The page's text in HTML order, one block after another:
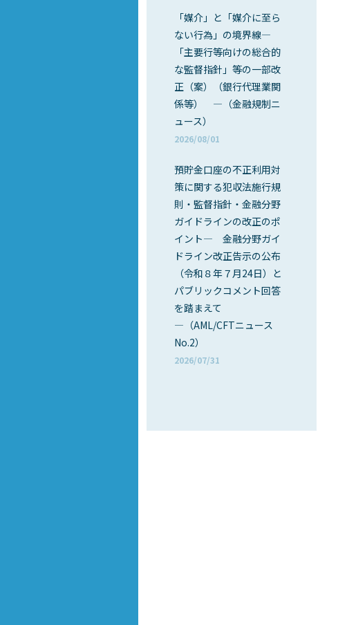
「媒介」と「媒介に至ら
ない行為」の境界線―
「主要行等向けの総合的
な監督指針」等の一部改
正（案）（銀行代理業関
係等） ―（金融規制ニ
ュース）
2026/08/01
預貯金口座の不正利用対
策に関する犯収法施行規
則・監督指針・金融分野
ガイドラインの改正のポ
イント― 金融分野ガイ
ドライン改正告示の公布
（令和８年７月24日）と
パブリックコメント回答
を踏まえて
―（AML/CFTニュース
No.2）
2026/07/31